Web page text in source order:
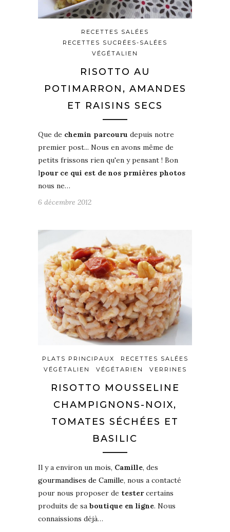
RECETTES SALÉES
RECETTES SUCRÉES-SALÉES
VÉGÉTALIEN
RISOTTO AU
POTIMARRON, AMANDES
ET RAISINS SECS
Que de chemin parcouru depuis notre
premier post... Nous en avons même de
petits frissons rien qu'en y pensant ! Bon
lpour ce qui est de nos prmières photos
nous ne…
6 décembre 2012
PLATS PRINCIPAUX
RECETTES SALÉES
VÉGÉTALIEN
VÉGÉTARIEN VERRINES
RISOTTO MOUSSELINE
CHAMPIGNONS-NOIX,
TOMATES SÉCHÉES ET
BASILIC
Il y a environ un mois, Camille, des
gourmandises de Camille, nous a contacté
pour nous proposer de testercertains
produits de sa boutique en ligne. Nous
connaissions déjà…